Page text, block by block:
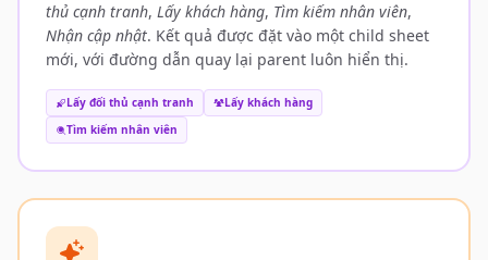
thủ cạnh tranh, Lấy khách hàng, Tìm kiếm nhân viên,
Nhận cập nhật. Kết quả được đặt vào một child sheet
mới, với đường dẫn quay lại parent luôn hiển thị.
Lấy đối thủ cạnh tranh
Lấy khách hàng
Tìm kiếm nhân viên